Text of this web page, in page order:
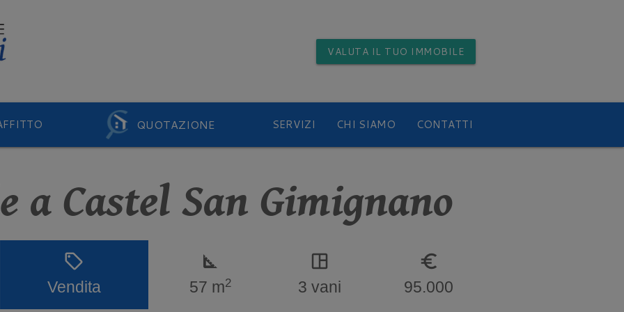
VALUTA IL TUO IMMOBILE
QUOTAZIONE SERVIZI CHI SIAMO CONTATTI
a Castel San Gimignano
sell
Vendita
square_foot
57 m2
space_dashboard
3 vani
euro_symbol
95.000